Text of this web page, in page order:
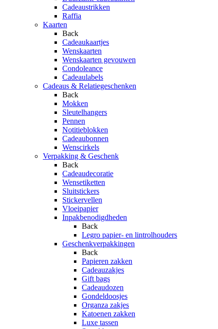
Cadeaustrikken
Raffia
Kaarten
Back
Cadeaukaartjes
Wenskaarten
Wenskaarten gevouwen
Condoleance
Cadeaulabels
Cadeaus & Relatiegeschenken
Back
Mokken
Sleutelhangers
Pennen
Notitieblokken
Cadeaubonnen
Wenscirkels
Verpakking & Geschenk
Back
Cadeaudecoratie
Wensetiketten
Sluitstickers
Stickervellen
Vloeipapier
Inpakbenodigdheden
Back
Legro papier- en lintrolhouders
Geschenkverpakkingen
Back
Papieren zakken
Cadeauzakjes
Gift bags
Cadeaudozen
Gondeldoosjes
Organza zakjes
Katoenen zakken
Luxe tassen